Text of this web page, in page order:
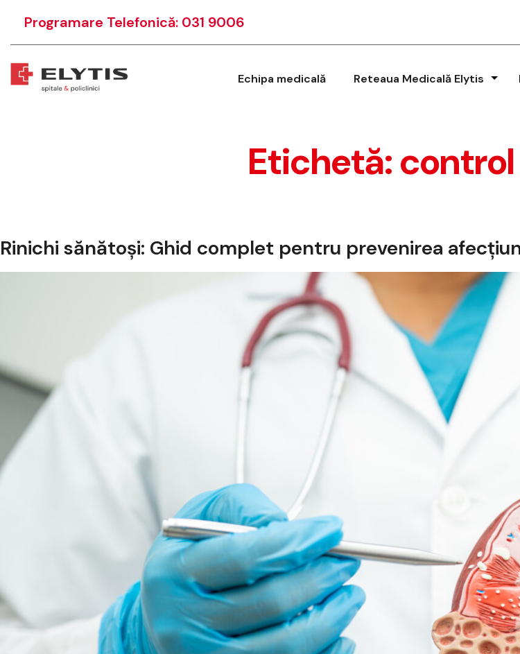
Programare Telefonică: 031 9006
Echipa medicală Reteaua Medicală Elytis
Etichetă:
Rinichi sănătoși: Ghid complet pentru prevenirea